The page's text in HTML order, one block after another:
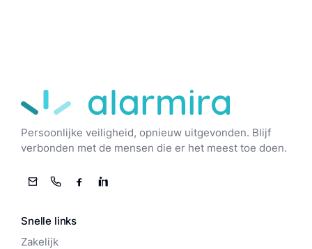
Alarmira
Persoonlijke veiligheid, opnieuw uitgevonden. Blijf
verbonden met de mensen die er het meest toe doen.
E-mailTelefoonFacebook
LinkedIn
Snelle links
Zakelijk